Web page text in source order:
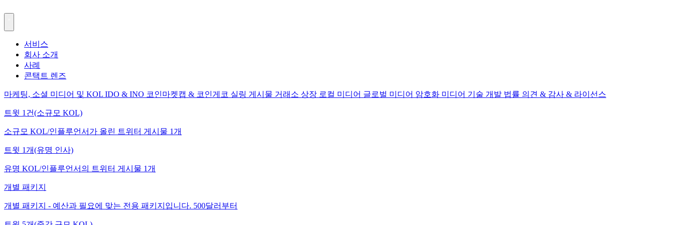
서비스
회사 소개
사례
콘택트 렌즈
마케팅, 소셜 미디어 및 KOL IDO & INO 코인마켓캡 & 코인게코 실링 게시물 거래소 상장 로컬 미디어 글로벌 미디어 암호화 미디어 기술 개발 법률 의견 & 감사 & 라이선스
트윗 1건(소규모 KOL)
소규모 KOL/인플루언서가 올린 트위터 게시물 1개
트윗 1개(유명 인사)
유명 KOL/인플루언서의 트위터 게시물 1개
개별 패키지
개별 패키지 - 예산과 필요에 맞는 전용 패키지입니다. 500달러부터